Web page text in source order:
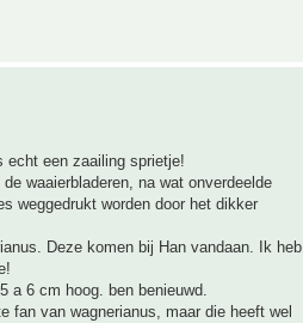
echt een zaailing sprietje!
waaierbladeren, na wat onverdeelde
weggedrukt worden door het dikker
Deze komen bij Han vandaan. Ik heb
a 6 cm hoog. ben benieuwd.
fan van wagnerianus, maar die heeft wel